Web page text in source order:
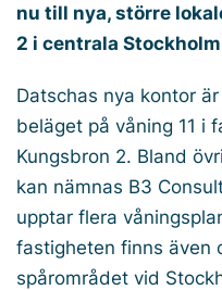
nu till nya, större
2 i centrala
Datschas nya kontor
beläget på våning 11 i
Kungsbron 2. Bland
kan nämnas B3
upptar flera
fastigheten finns även
spårområdet vid